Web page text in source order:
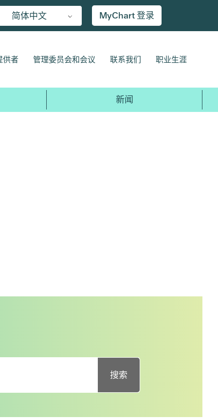
简体中文 MyChart 登录
供者 管理委员会和会议 联系我们 职业生涯
新闻
搜索